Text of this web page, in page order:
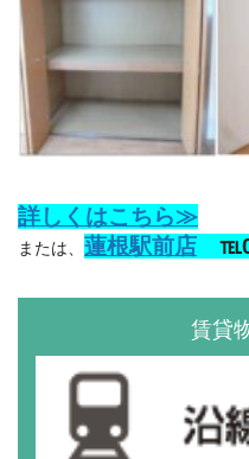
詳しくはこちら≫
または、 蓮根駅前店
賃貸